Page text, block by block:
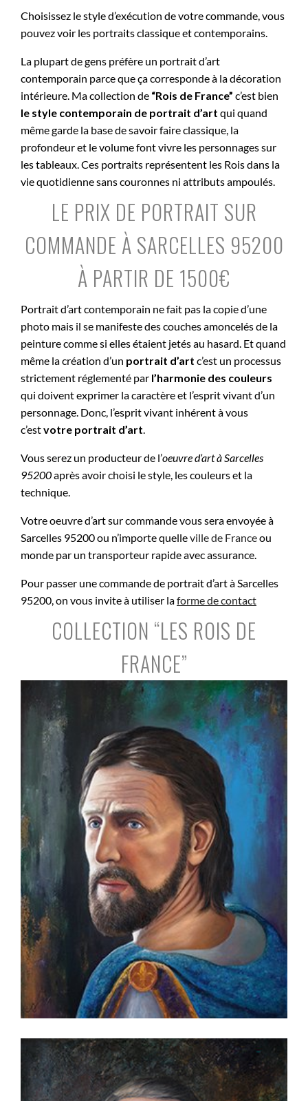
Choisissez le style d’exécution de votre commande, vous
pouvez voir les portraits classique et contemporains.
La plupart de gens préfère un portrait d’art
contemporain parce que ça corresponde à la décoration
intérieure. Ma collection de “Rois de France” c’est bien
le style contemporain de portrait d’art qui quand
même garde la base de savoir faire classique, la
profondeur et le volume font vivre les personnages sur
les tableaux. Ces portraits représentent les Rois dans la
vie quotidienne sans couronnes ni attributs ampoulés.
LE PRIX DE PORTRAIT SUR
COMMANDE À SARCELLES 95200
À PARTIR DE 1500€
Portrait d’art contemporain ne fait pas la copie d’une
photo mais il se manifeste des couches amoncelés de la
peinture comme si elles étaient jetés au hasard. Et quand
même la création d’un portrait d’art c’est un processus
strictement réglementé par l’harmonie des couleurs
qui doivent exprimer la caractère et l’esprit vivant d’un
personnage. Donc, l’esprit vivant inhérent à vous
c’estvotre portrait d’art.
Vous serez un producteur de l’oeuvre d’art àSarcelles
95200après avoir choisi le style, les couleurs et la
technique.
Votre oeuvre d’art sur commande vous sera envoyée à
Sarcelles 95200 ou n’importe quelleville de Franceou
monde par un transporteur rapide avec assurance.
Pour passer une commande de portrait d’art à Sarcelles
95200, on vous invite à utiliser laforme de contact
COLLECTION “LES ROIS DE
FRANCE”